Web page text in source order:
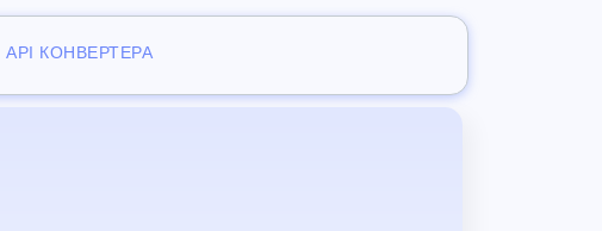
API КОНВЕРТЕРА